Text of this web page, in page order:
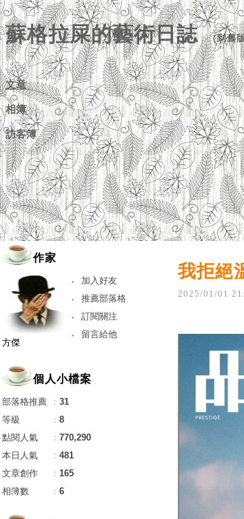
蘇格拉屎的藝術日誌（到舊
文章
相簿
訪客簿
我拒絕
2025/01/01 21 :
作家
加入好友
推薦部落格
訂閱關注
留言給他
方傑
個人小檔案
部落格推薦 ： 31
等級
： 8
點閱人氣
： 770,290
本日人氣
： 481
文章創作
： 165
相簿數
： 6